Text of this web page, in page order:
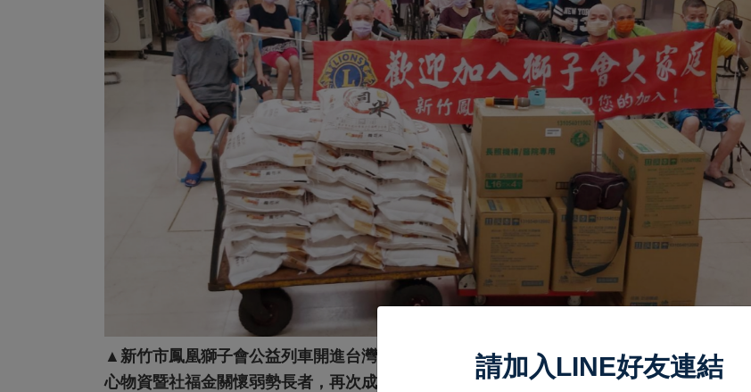
▲新竹市鳳凰獅子會公益列車開進台灣省私立桃園仁愛之家附設新竹老人養護中心，捐贈愛
心物資暨社福金關懷弱勢長者，再次成功圓滿送愛之旅！
請加入LINE好友連結